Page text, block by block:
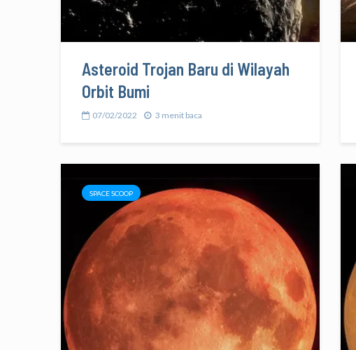
Asteroid Trojan Baru di Wilayah
Orbit Bumi
07/02/2022 3 menit baca
SPACE SCOOP